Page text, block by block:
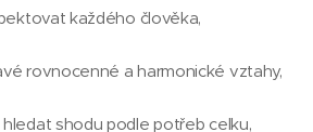
každého člověka,
rovnocenné a harmonické vztahy,
shodu podle potřeb celku,